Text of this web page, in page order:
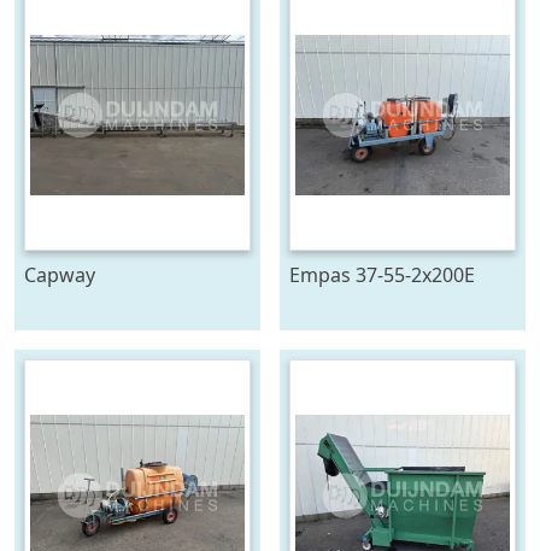
Capway
cm x 65 cm
Empas 37-55-2x200E
geveerde haspel